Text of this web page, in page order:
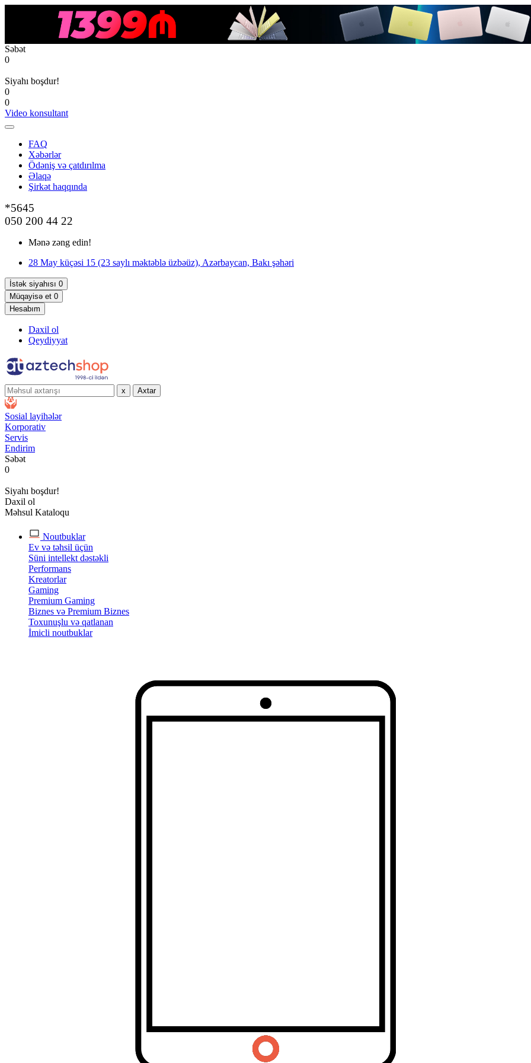
Səbət
0
Siyahı boşdur!
0
0
Video konsultant
FAQ
Xəbərlər
Ödəniş və çatdırılma
Əlaqə
Şirkət haqqında
*5645
050 200 44 22
Mənə zəng edin!
28 May küçəsi 15 (23 saylı məktəblə üzbəüz), Azərbaycan, Bakı şəhəri
İstək siyahısı 0
Müqayisə et 0
Hesabım
Daxil ol
Qeydiyyat
x Axtar
Sosial layihələr
Korporativ
Servis
Endirim
Səbət
0
Siyahı boşdur!
Daxil ol
Məhsul Kataloqu
Noutbuklar
Ev və təhsil üçün
Süni intellekt dəstəkli
Performans
Kreatorlar
Gaming
Premium Gaming
Biznes və Premium Biznes
Toxunuşlu və qatlanan
İmicli noutbuklar